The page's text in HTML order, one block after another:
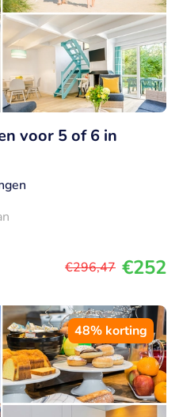
voor 5 of 6 in
€296,47 €252
48% korting